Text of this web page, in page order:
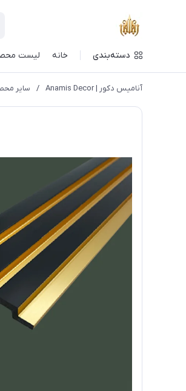
دسته‌بندی خانه لیست
آنامیس دکور | Anamis Decor / سایر